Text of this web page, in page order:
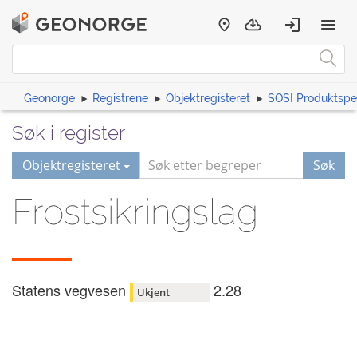
Geonorge Registrene Objektregisteret SOSI
Søk i register
Objektregisteret Søk
Frostsikringslag
Statens vegvesen Ukjent 2.28